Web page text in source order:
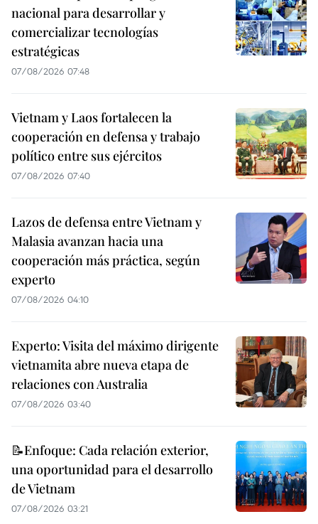
nacional para desarrollar y
comercializar tecnologías
estratégicas
07/08/2026 07:48
Vietnam y Laos fortalecen la
cooperación en defensa y trabajo
político entre sus ejércitos
07/08/2026 07:40
Lazos de defensa entre Vietnam y
Malasia avanzan hacia una
cooperación más práctica, según
experto
07/08/2026 04:10
Experto: Visita del máximo dirigente
vietnamita abre nueva etapa de
relaciones con Australia
07/08/2026 03:40
📝Enfoque: Cada relación exterior,
una oportunidad para el desarrollo
de Vietnam
07/08/2026 03:21